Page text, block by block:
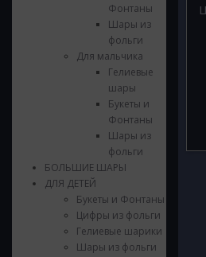
Фонтаны
Шары из
фольги
Для мальчика
Гелиевые
шары
Букеты и
Фонтаны
Шары из
фольги
БОЛЬШИЕ ШАРЫ
ДЛЯ ДЕТЕЙ
Букеты и Фонтаны
Цифры из фольги
Гелиевые шарики
Шары из фольги